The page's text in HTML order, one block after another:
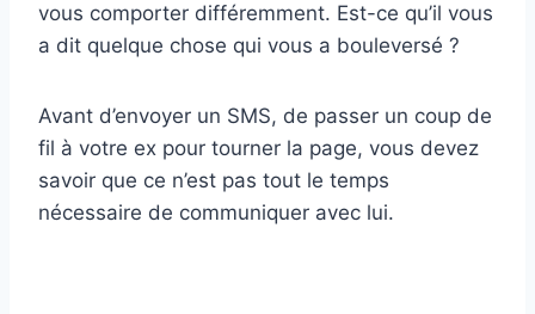
vous comporter différemment. Est-ce qu’il vous
a dit quelque chose qui vous a bouleversé ?
Avant d’envoyer un SMS, de passer un coup de
fil à votre ex pour tourner la page, vous devez
savoir que ce n’est pas tout le temps
nécessaire de communiquer avec lui.